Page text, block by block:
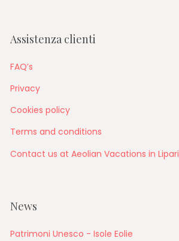
Assistenza clienti
FAQ’s
Privacy
Cookies policy
Terms and conditions
Contact us at Aeolian Vacations in Lipari
News
Patrimoni Unesco - Isole Eolie